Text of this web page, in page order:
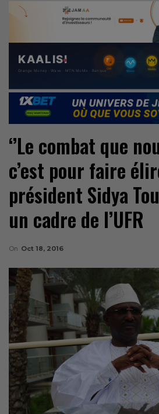
‘’Le combat que
c’est pour faire
président Sidya
un cadre de l’UFR
On Oct 18, 2016